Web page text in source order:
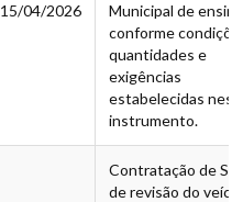
15/04/2026
Municipal de
conforme
quantidades e
exigências
estabelecidas
instrumento.
Contratação de
de revisão do